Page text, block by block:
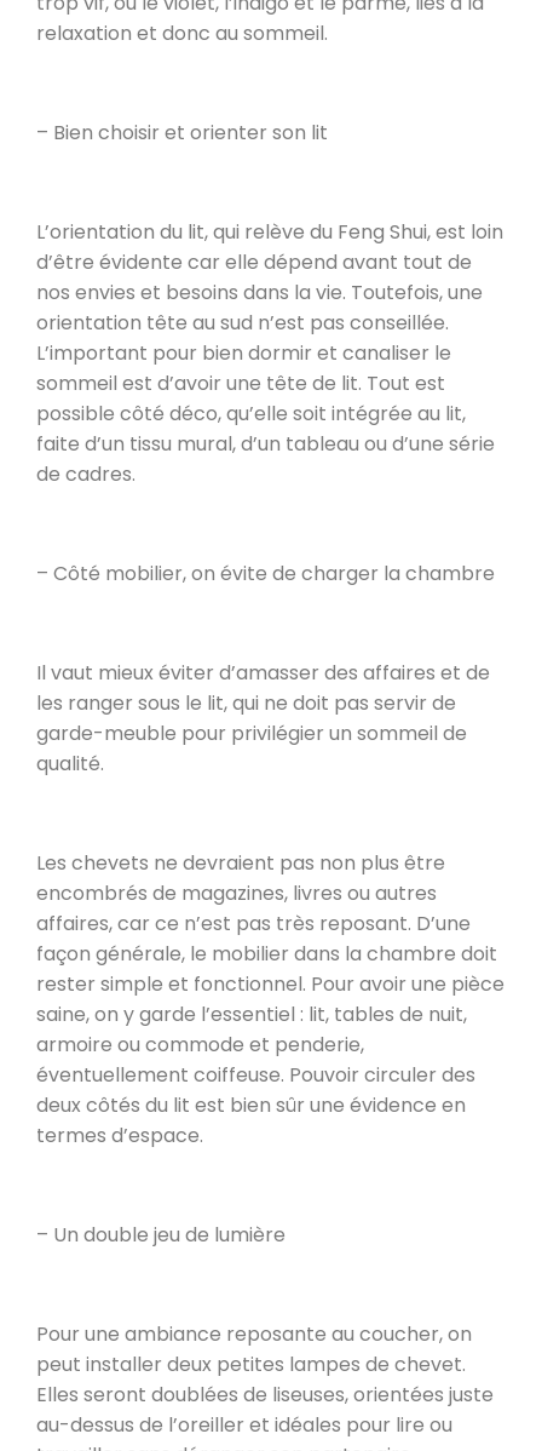
relaxation et donc au sommeil.
– Bien choisir et orienter son lit
L’orientation du lit, qui relève du Feng Shui, est loin
d’être évidente car elle dépend avant tout de
nos envies et besoins dans la vie. Toutefois, une
orientation tête au sud n’est pas conseillée.
L’important pour bien dormir et canaliser le
sommeil est d’avoir une tête de lit. Tout est
possible côté déco, qu’elle soit intégrée au lit,
faite d’un tissu mural, d’un tableau ou d’une série
de cadres.
– Côté mobilier, on évite de charger la chambre
Il vaut mieux éviter d’amasser des affaires et de
les ranger sous le lit, qui ne doit pas servir de
garde-meuble pour privilégier un sommeil de
qualité.
Les chevets ne devraient pas non plus être
encombrés de magazines, livres ou autres
affaires, car ce n’est pas très reposant. D’une
façon générale, le mobilier dans la chambre doit
rester simple et fonctionnel. Pour avoir une pièce
saine, on y garde l’essentiel : lit, tables de nuit,
armoire ou commode et penderie,
éventuellement coiffeuse. Pouvoir circuler des
deux côtés du lit est bien sûr une évidence en
termes d’espace.
– Un double jeu de lumière
Pour une ambiance reposante au coucher, on
peut installer deux petites lampes de chevet.
Elles seront doublées de liseuses, orientées juste
au-dessus de l’oreiller et idéales pour lire ou